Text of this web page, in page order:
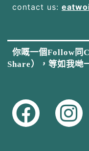
contact us:
你嘅一個Follow同
Share），等如我哋